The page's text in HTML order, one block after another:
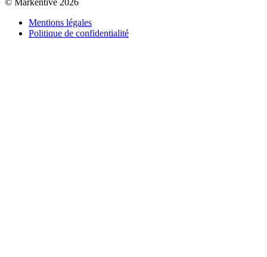
© Markentive 2026
Mentions légales
Politique de confidentialité